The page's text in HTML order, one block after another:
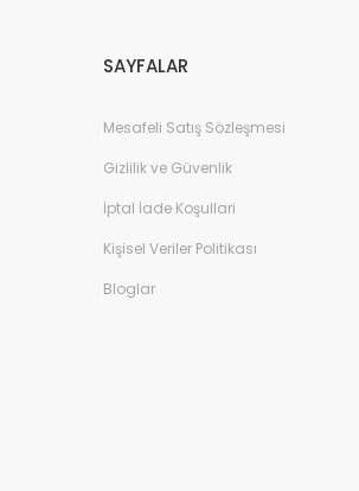
SAYFALAR
Mesafeli Satış Sözleşmesi
Gizlilik ve Güvenlik
İptal İade Koşullari
Kişisel Veriler Politikası
Bloglar